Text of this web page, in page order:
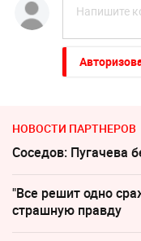
НОВОСТИ ПАРТНЕРОВ
Соседов: Пугачева
"Все решит одно
страшную правду